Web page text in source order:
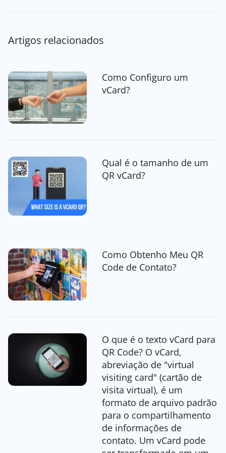
Artigos relacionados
Como Configuro um
vCard?
Qual é o tamanho de um
QR vCard?
Como Obtenho Meu QR
Code de Contato?
O que é o texto vCard para
QR Code? O vCard,
abreviação de "virtual
visiting card" (cartão de
visita virtual), é um
formato de arquivo padrão
para o compartilhamento
de informações de
contato. Um vCard pode